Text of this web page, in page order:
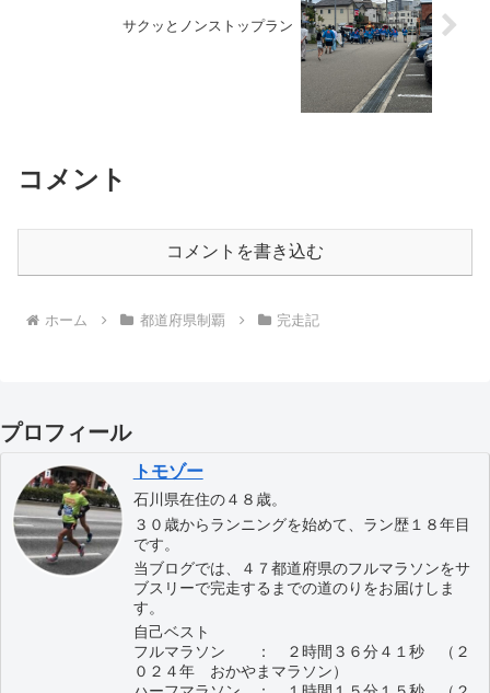
サクッとノンストップラン
コメント
コメントを書き込む
ホーム 都道府県制覇 完走記
プロフィール
トモゾー
石川県在住の４８歳。
３０歳からランニングを始めて、ラン歴１８年目
です。
当ブログでは、４７都道府県のフルマラソンをサ
ブスリーで完走するまでの道のりをお届けしま
す。
自己ベスト
フルマラソン ： ２時間３６分４１秒 （２
０２４年 おかやまマラソン）